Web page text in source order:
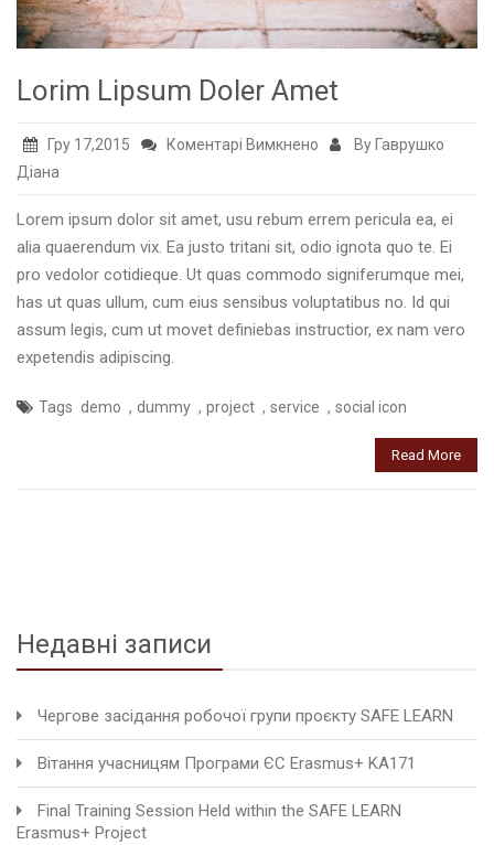
Lorim Lipsum Doler Amet
Гру 17,2015 Коментарі Вимкнено до
Doler
Amet
By Гаврушко
Діана
Lorem ipsum dolor sit amet, usu rebum errem pericula ea, ei
alia quaerendum vix. Ea justo tritani sit, odio ignota quo te. Ei
pro vedolor cotidieque. Ut quas commodo signiferumque mei,
has ut quas ullum, cum eius sensibus voluptatibus no. Id qui
assum legis, cum ut movet definiebas instructior, ex nam vero
expetendis adipiscing.
Tags demo , dummy , project , service , social icon
Read More
Недавні записи
Чергове засідання робочої групи проєкту SAFE LEARN
Вітання учасницям Програми ЄС Erasmus+ KA171
Final Training Session Held within the SAFE LEARN
Erasmus+ Project